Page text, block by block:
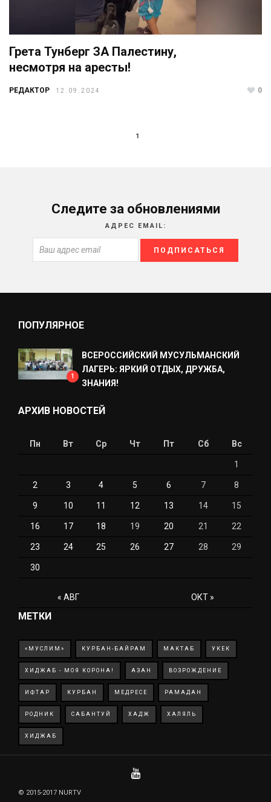
Грета Тунберг ЗА Палестину,
несмотря на аресты!
РЕДАКТОР 12.09.2024 0
1
Следите за обновлениями
АДРЕС EMAIL:
ПОПУЛЯРНОЕ
1
ВСЕРОССИЙСКИЙ МУСУЛЬМАНСКИЙ
ЛАГЕРЬ: ЯРКИЙ ОТДЫХ, ДРУЖБА,
ЗНАНИЯ!
АРХИВ НОВОСТЕЙ
Пн Вт Ср Чт Пт Сб Вс
« АВГ ОКТ »
1
2 3 4 5 6 7 8
9 10 11 12 13 14 15
16 17 18 19 20 21 22
23 24 25 26 27 28 29
30
МЕТКИ
«МУСЛИМ» КУРБАН-БАЙРАМ МАКТАБ УКЕК
ХИДЖАБ - МОЯ КОРОНА! АЗАН ВОЗРОЖДЕНИЕ
ИФТАР КУРБАН МЕДРЕСЕ РАМАДАН
РОДНИК САБАНТУЙ ХАДЖ ХАЛЯЛЬ
ХИДЖАБ
© 2015-2017 NURTV